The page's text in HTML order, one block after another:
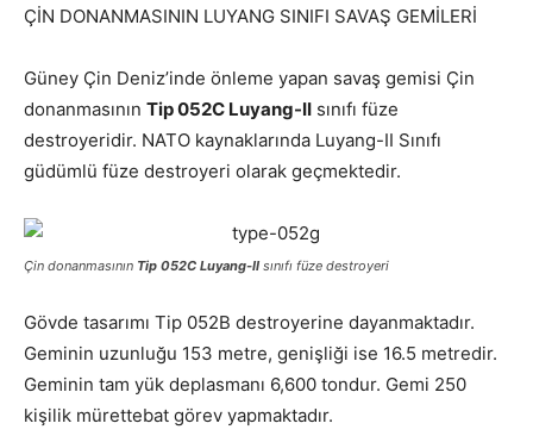
ÇİN DONANMASININ LUYANG SINIFI SAVAŞ GEMİLERİ
Güney Çin Deniz’inde önleme yapan savaş gemisi Çin
donanmasının Tip 052C Luyang-II sınıfı füze
destroyeridir. NATO kaynaklarında Luyang-II Sınıfı
güdümlü füze destroyeri olarak geçmektedir.
Çin donanmasının Tip 052C Luyang-II sınıfı füze destroyeri
Gövde tasarımı Tip 052B destroyerine dayanmaktadır.
Geminin uzunluğu 153 metre, genişliği ise 16.5 metredir.
Geminin tam yük deplasmanı 6,600 tondur. Gemi 250
kişilik mürettebat görev yapmaktadır.